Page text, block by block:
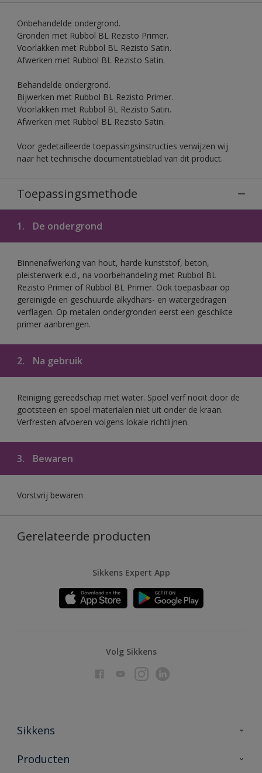
Onbehandelde ondergrond.
Gronden met Rubbol BL Rezisto Primer.
Voorlakken met Rubbol BL Rezisto Satin.
Afwerken met Rubbol BL Rezisto Satin.
Behandelde ondergrond.
Bijwerken met Rubbol BL Rezisto Primer.
Voorlakken met Rubbol BL Rezisto Satin.
Afwerken met Rubbol BL Rezisto Satin.
Voor gedetailleerde toepassingsinstructies verwijzen wij
naar het technische documentatieblad van dit product.
Toepassingsmethode
1. De ondergrond
Binnenafwerking van hout, harde kunststof, beton,
pleisterwerk e.d., na voorbehandeling met Rubbol BL
Rezisto Primer of Rubbol BL Primer. Ook toepasbaar op
gereinigde en geschuurde alkydhars- en watergedragen
verflagen. Op metalen ondergronden eerst een geschikte
primer aanbrengen.
2. Na gebruik
Reiniging gereedschap met water. Spoel verf nooit door de
gootsteen en spoel materialen niet uit onder de kraan.
Verfresten afvoeren volgens lokale richtlijnen.
3. Bewaren
Vorstvrij bewaren
Gerelateerde producten
Sikkens Expert App
Volg Sikkens
Sikkens
Over Sikkens
Producten